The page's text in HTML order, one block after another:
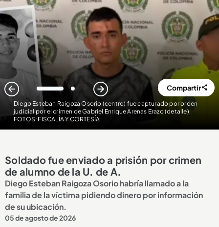
Diego Esteban Raigoza Osorio (centro) fue capturado por orden
judicial por el crimen de Gabriel Enrique Arenas Erazo (detalle).
FOTOS: FISCALÍA Y CORTESÍA
1 2 Compartir
Soldado fue enviado a prisión por crimen
de alumno de la U. de A.
Diego Esteban Raigoza Osorio habría llamado a la
familia de la víctima pidiendo dinero por información
de su ubicación.
05 de agosto de 2026